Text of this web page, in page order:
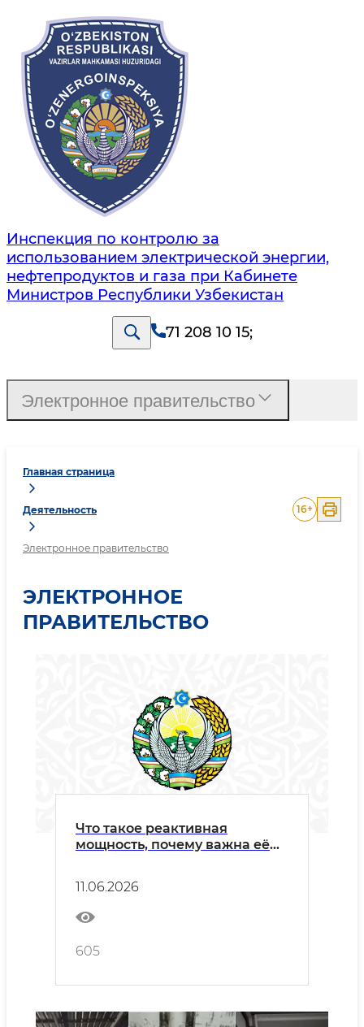
Инспекция по контролю за
использованием электрической энергии,
нефтепродуктов и газа при Кабинете
Министров Республики Узбекистан
71 208 10 15;
Главная страница
Деятельность
Электронное правительство
16+
ЭЛЕКТРОННОЕ
ПРАВИТЕЛЬСТВО
Что такое реактивная
мощность, почему важна её
11.06.2026
605
Электронное правительство